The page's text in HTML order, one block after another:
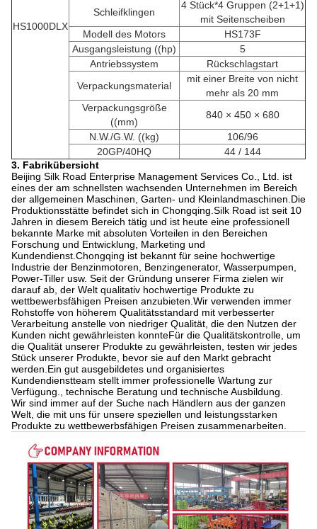
HS1000DLX
Schleifklingen
4 Stück*4 Gruppen (2+1+1)
mit Seitenscheiben
Modell des Motors
HS173F
Ausgangsleistung ((hp)
5
Antriebssystem
Rückschlagstart
Verpackungsmaterial
mit einer Breite von nicht
mehr als 20 mm
Verpackungsgröße
((mm)
840 × 450 × 680
N.W./G.W. ((kg)
106/96
20GP/40HQ
44 / 144
3. Fabrikübersicht
Beijing Silk Road Enterprise Management Services Co., Ltd. ist
eines der am schnellsten wachsenden Unternehmen im Bereich
der allgemeinen Maschinen, Garten- und Kleinlandmaschinen.Die
Produktionsstätte befindet sich in Chongqing.Silk Road ist seit 10
Jahren in diesem Bereich tätig und ist heute eine professionell
bekannte Marke mit absoluten Vorteilen in den Bereichen
Forschung und Entwicklung, Marketing und
Kundendienst.Chongqing ist bekannt für seine hochwertige
Industrie der Benzinmotoren, Benzingenerator, Wasserpumpen,
Power-Tiller usw. Seit der Gründung unserer Firma zielen wir
darauf ab, der Welt qualitativ hochwertige Produkte zu
wettbewerbsfähigen Preisen anzubieten.Wir verwenden immer
Rohstoffe von höherem Qualitätsstandard mit verbesserter
Verarbeitung anstelle von niedriger Qualität, die den Nutzen der
Kunden nicht gewährleisten konnteFür die Qualitätskontrolle, um
die Qualität unserer Produkte zu gewährleisten, testen wir jedes
Stück unserer Produkte, bevor sie auf den Markt gebracht
werden.Ein gut ausgebildetes und organisiertes
Kundendienstteam stellt immer professionelle Wartung zur
Verfügung., technische Beratung und technische Ausbildung.
Wir sind immer auf der Suche nach Händlern aus der ganzen
Welt, die mit uns für unsere speziellen und leistungsstarken
Produkte zu wettbewerbsfähigen Preisen zusammenarbeiten.